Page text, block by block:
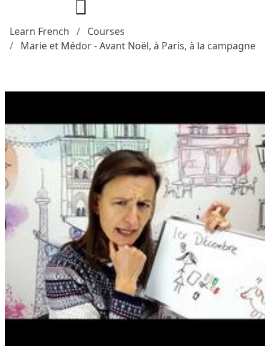
Learn French
Courses
Marie et Médor - Avant Noël, à Paris, à la campagne